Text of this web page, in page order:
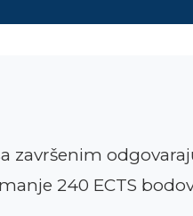
završenim
240 ECTS